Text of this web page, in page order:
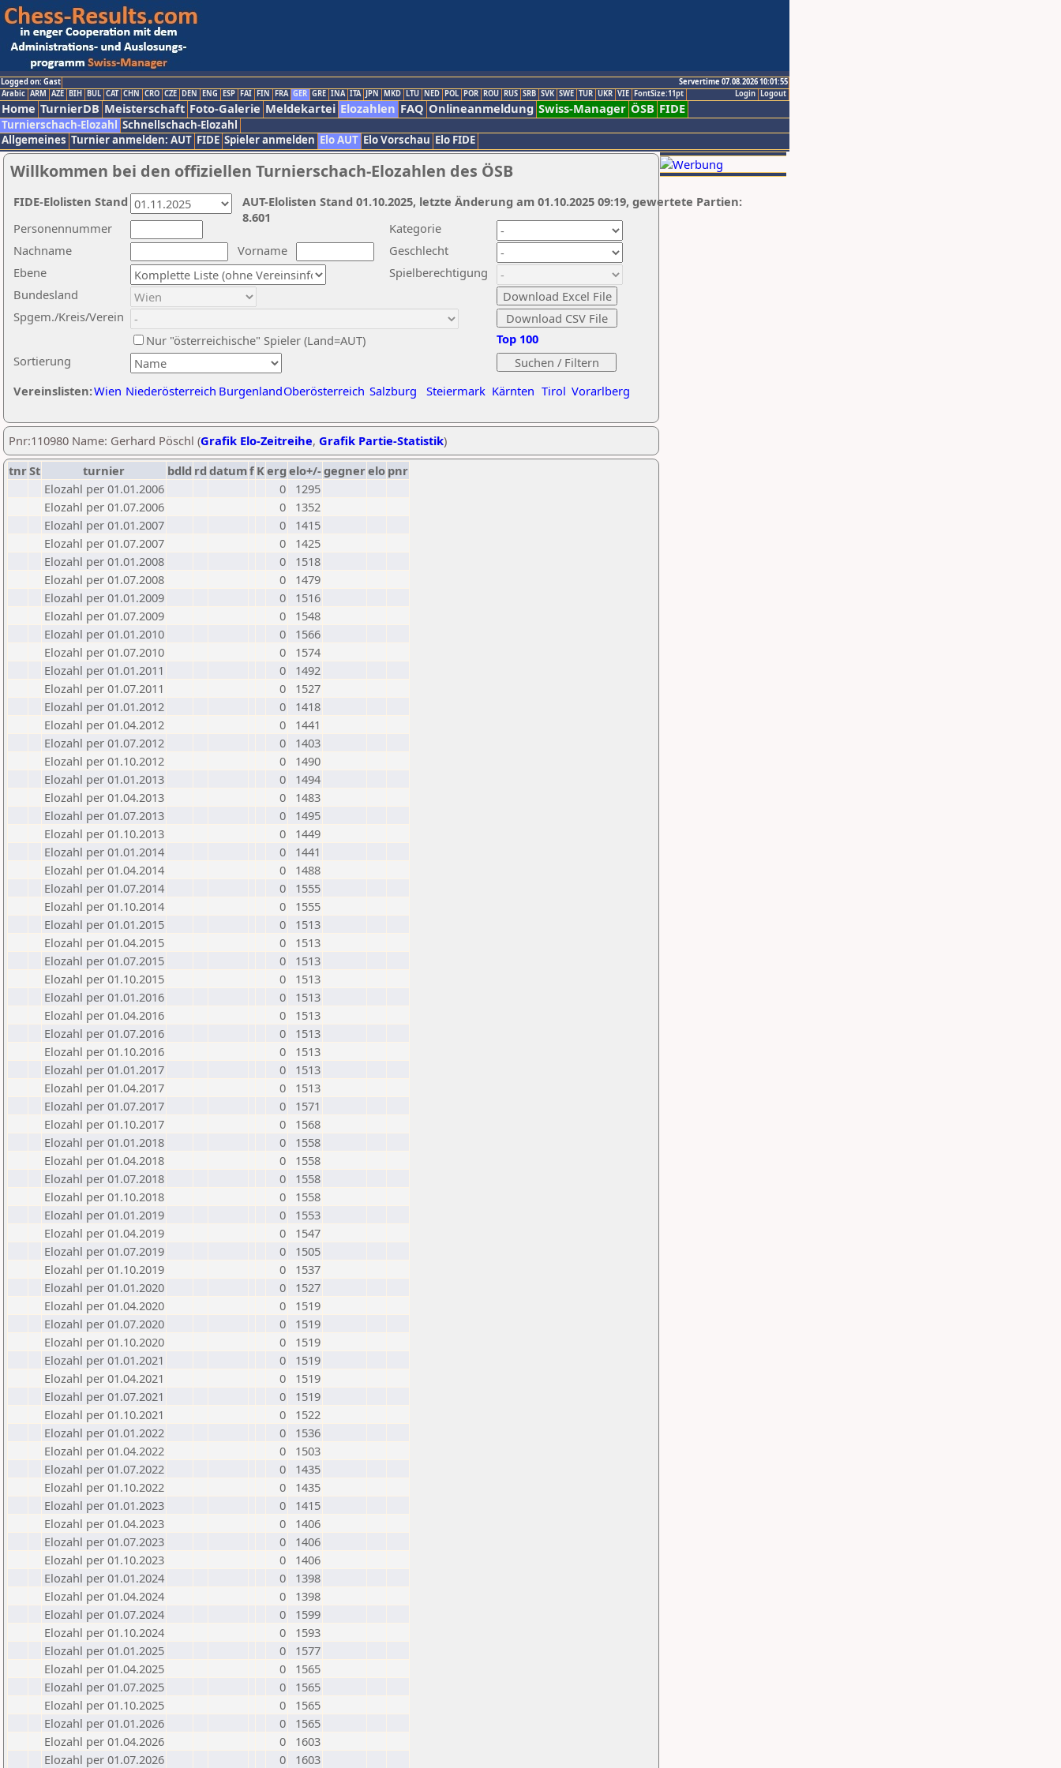
Logged on: Gast
Servertime 07.08.2026 10:01:55
Logout
Login
Arabic ARM AZE BIH BUL CAT CHN CRO CZE DEN ENG ESP FAI FIN FRA GER GRE INA ITA JPN MKD LTU NED POL POR ROU RUS SRB SVK SWE TUR UKR VIE FontSize:11pt
Home TurnierDB Meisterschaft Foto-Galerie Meldekartei Elozahlen FAQ Onlineanmeldung Swiss-Manager ÖSB FIDE
Turnierschach-Elozahl Schnellschach-Elozahl
Allgemeines Turnier anmelden: AUT FIDE Spieler anmelden Elo AUT Elo Vorschau Elo FIDE
Willkommen bei den offiziellen Turnierschach-Elozahlen des ÖSB
Nachname
Vorname
Ebene
Kategorie
Sortierung
Personennummer
Bundesland
Spgem./Kreis/Verein
Geschlecht
Nur "österreichische" Spieler (Land=AUT)
Spielberechtigung
Vereinslisten:Wien Niederösterreich BurgenlandOberösterreich Salzburg Steiermark Kärnten Tirol Vorarlberg
Top 100
AUT-Elolisten Stand 01.10.2025, letzte Änderung am 01.10.2025 09:19, gewertete Partien:
8.601
FIDE-Elolisten Stand
Pnr:110980 Name: Gerhard Pöschl (Grafik Elo-Zeitreihe, Grafik Partie-Statistik)
tnrSt turnier bdld rd datumf Kerg elo+/-gegnerelo pnr
Elozahl per 01.01.2006
0
1295
Elozahl per 01.07.2006
0
1352
Elozahl per 01.01.2007
0
1415
Elozahl per 01.07.2007
0
1425
Elozahl per 01.01.2008
0
1518
Elozahl per 01.07.2008
0
1479
Elozahl per 01.01.2009
0
1516
Elozahl per 01.07.2009
0
1548
Elozahl per 01.01.2010
0
1566
Elozahl per 01.07.2010
0
1574
Elozahl per 01.01.2011
0
1492
Elozahl per 01.07.2011
0
1527
Elozahl per 01.01.2012
0
1418
Elozahl per 01.04.2012
0
1441
Elozahl per 01.07.2012
0
1403
Elozahl per 01.10.2012
0
1490
Elozahl per 01.01.2013
0
1494
Elozahl per 01.04.2013
0
1483
Elozahl per 01.07.2013
0
1495
Elozahl per 01.10.2013
0
1449
Elozahl per 01.01.2014
0
1441
Elozahl per 01.04.2014
0
1488
Elozahl per 01.07.2014
0
1555
Elozahl per 01.10.2014
0
1555
Elozahl per 01.01.2015
0
1513
Elozahl per 01.04.2015
0
1513
Elozahl per 01.07.2015
0
1513
Elozahl per 01.10.2015
0
1513
Elozahl per 01.01.2016
0
1513
Elozahl per 01.04.2016
0
1513
Elozahl per 01.07.2016
0
1513
Elozahl per 01.10.2016
0
1513
Elozahl per 01.01.2017
0
1513
Elozahl per 01.04.2017
0
1513
Elozahl per 01.07.2017
0
1571
Elozahl per 01.10.2017
0
1568
Elozahl per 01.01.2018
0
1558
Elozahl per 01.04.2018
0
1558
Elozahl per 01.07.2018
0
1558
Elozahl per 01.10.2018
0
1558
Elozahl per 01.01.2019
0
1553
Elozahl per 01.04.2019
0
1547
Elozahl per 01.07.2019
0
1505
Elozahl per 01.10.2019
0
1537
Elozahl per 01.01.2020
0
1527
Elozahl per 01.04.2020
0
1519
Elozahl per 01.07.2020
0
1519
Elozahl per 01.10.2020
0
1519
Elozahl per 01.01.2021
0
1519
Elozahl per 01.04.2021
0
1519
Elozahl per 01.07.2021
0
1519
Elozahl per 01.10.2021
0
1522
Elozahl per 01.01.2022
0
1536
Elozahl per 01.04.2022
0
1503
Elozahl per 01.07.2022
0
1435
Elozahl per 01.10.2022
0
1435
Elozahl per 01.01.2023
0
1415
Elozahl per 01.04.2023
0
1406
Elozahl per 01.07.2023
0
1406
Elozahl per 01.10.2023
0
1406
Elozahl per 01.01.2024
0
1398
Elozahl per 01.04.2024
0
1398
Elozahl per 01.07.2024
0
1599
Elozahl per 01.10.2024
0
1593
Elozahl per 01.01.2025
0
1577
Elozahl per 01.04.2025
0
1565
Elozahl per 01.07.2025
0
1565
Elozahl per 01.10.2025
0
1565
Elozahl per 01.01.2026
0
1565
Elozahl per 01.04.2026
0
1603
Elozahl per 01.07.2026
0 1603